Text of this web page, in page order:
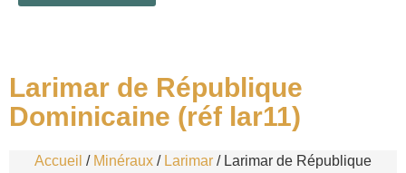
Larimar de République
Dominicaine (réf lar11)
Accueil / Minéraux / Larimar / Larimar de République